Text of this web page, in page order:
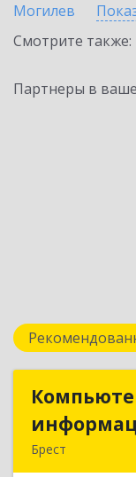
Могилев
Смотрите также:
Партнеры в
Брест